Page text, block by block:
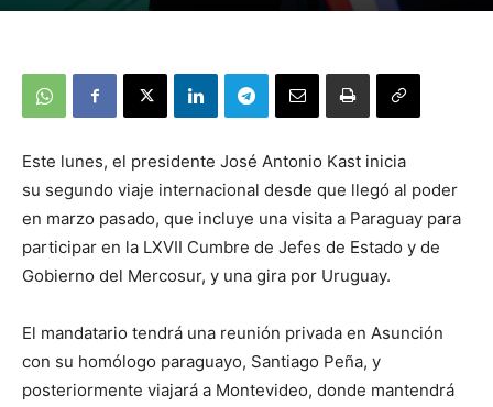
Este lunes, el presidente José Antonio Kast inicia
su segundo viaje internacional desde que llegó al poder
en marzo pasado, que incluye una visita a Paraguay para
participar en la LXVII Cumbre de Jefes de Estado y de
Gobierno del Mercosur, y una gira por Uruguay.
El mandatario tendrá una reunión privada en Asunción
con su homólogo paraguayo, Santiago Peña, y
posteriormente viajará a Montevideo, donde mantendrá